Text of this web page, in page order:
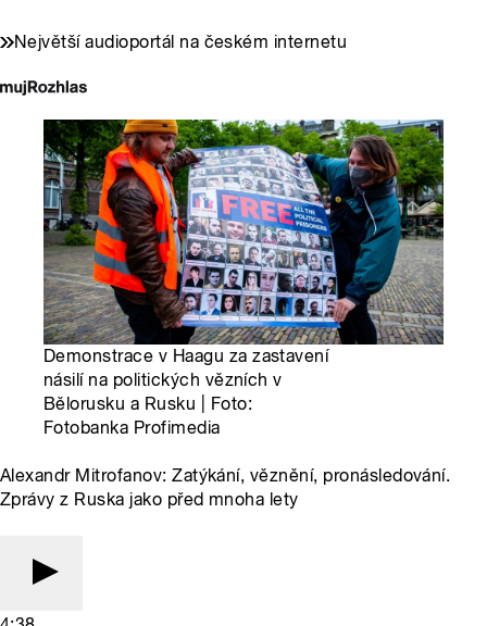
Největší audioportál na českém internetu
Demonstrace v Haagu za zastavení
násilí na politických vězních v
Bělorusku a Rusku | Foto:
Fotobanka Profimedia
Alexandr Mitrofanov: Zatýkání, věznění, pronásledování.
Zprávy z Ruska jako před mnoha lety